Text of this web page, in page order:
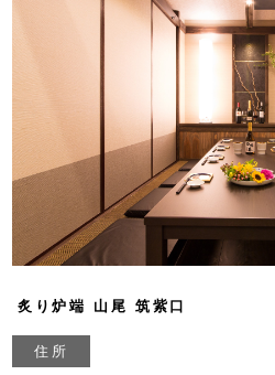
炙り炉端 山尾 筑紫口
住所